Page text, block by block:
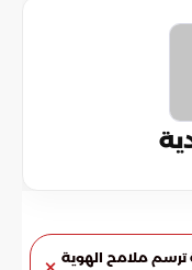
ترسم ملامح الهوية